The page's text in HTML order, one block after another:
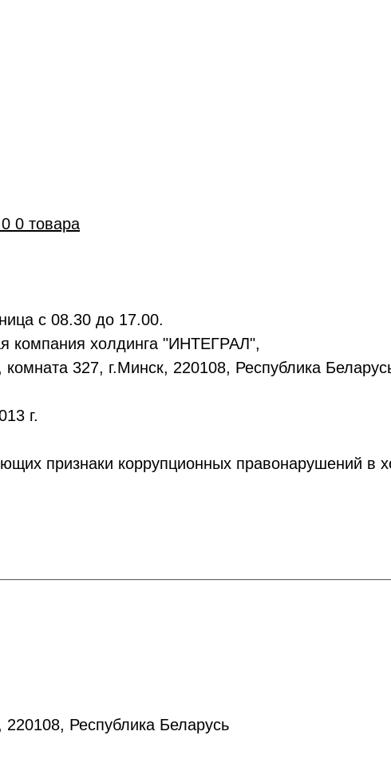
0 0 товара
с 08.30 до 17.00.
холдинга "ИНТЕГРАЛ",
327, г.Минск, 220108, Республика
г.
признаки коррупционных правонарушений в
Республика Беларусь